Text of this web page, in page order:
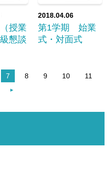
授業
懇談
2018.04.06
第1学期 始業
式・対面式
7 8 9 10
11